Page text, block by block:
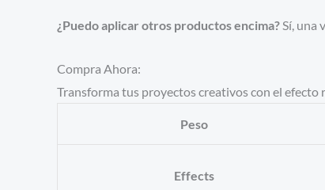
¿Puedo aplicar otros productos encima?Sí, una
Compra Ahora:
Transforma tus proyectos creativos con el
Peso
Effects